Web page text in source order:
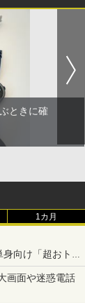
ときに確
1カ月
向け「超おトク
画面や迷惑電話